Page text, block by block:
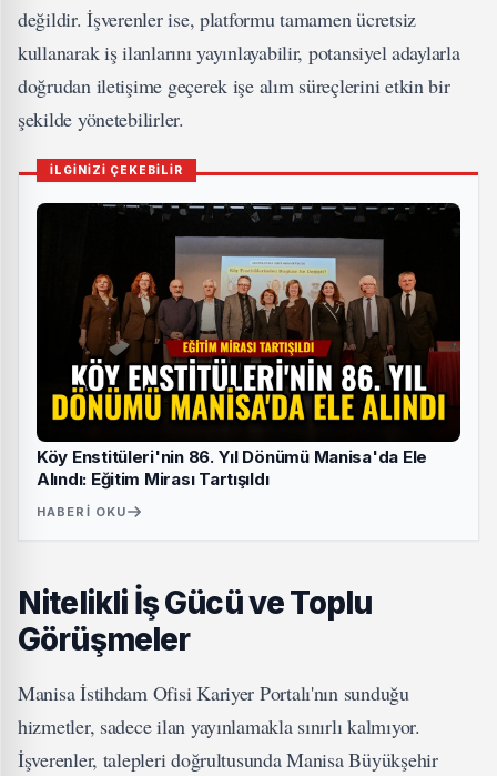
değildir. İşverenler ise, platformu tamamen ücretsiz
kullanarak iş ilanlarını yayınlayabilir, potansiyel adaylarla
doğrudan iletişime geçerek işe alım süreçlerini etkin bir
şekilde yönetebilirler.
İLGİNİZİ ÇEKEBİLİR
Köy Enstitüleri'nin 86. Yıl Dönümü Manisa'da Ele
Alındı: Eğitim Mirası Tartışıldı
HABERI OKU
Nitelikli İş Gücü ve Toplu
Görüşmeler
Manisa İstihdam Ofisi Kariyer Portalı'nın sunduğu
hizmetler, sadece ilan yayınlamakla sınırlı kalmıyor.
İşverenler, talepleri doğrultusunda Manisa Büyükşehir